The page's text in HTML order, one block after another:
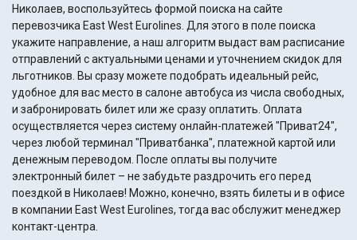
Николаев, воспользуйтесь формой поиска на сайте
перевозчика East West Eurolines. Для этого в поле поиска
укажите направление, а наш алгоритм выдаст вам расписание
отправлений с актуальными ценами и уточнением скидок для
льготников. Вы сразу можете подобрать идеальный рейс,
удобное для вас место в салоне автобуса из числа свободных,
и забронировать билет или же сразу оплатить. Оплата
осуществляется через систему онлайн-платежей "Приват24",
через любой терминал "Приватбанка", платежной картой или
денежным переводом. После оплаты вы получите
электронный билет – не забудьте раздрочить его перед
поездкой в Николаев! Можно, конечно, взять билеты и в офисе
в компании East West Eurolines, тогда вас обслужит менеджер
контакт-центра.